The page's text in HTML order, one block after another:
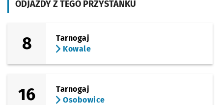
Joannitów
ODJAZDY Z TEGO PRZYSTANKU
8
Tarnogaj
Kowale
16
Tarnogaj
Osobowice